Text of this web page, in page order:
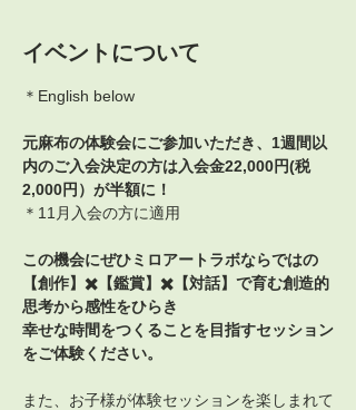
イベントについて
＊English below
元麻布の体験会にご参加いただき、1週間以
内のご入会決定の方は入会金22,000円(税
2,000円）が半額に！
＊11月入会の方に適用
この機会にぜひミロアートラボならではの
【創作】✖️【鑑賞】✖️【対話】で育む創造的
思考から感性をひらき
幸せな時間をつくることを目指すセッション
をご体験ください。
また、お子様が体験セッションを楽しまれて